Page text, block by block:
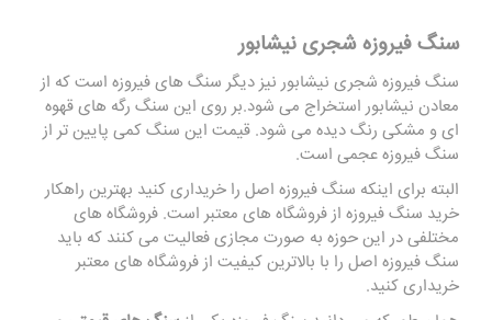
سنگ فیروزه شجری نیشابور
سنگ فیروزه شجری نیشابور نیز دیگر سنگ های فیروزه است که از
معادن نیشابور استخراج می شود.بر روی این سنگ رگه های قهوه
ای و مشکی رنگ دیده می شود. قیمت این سنگ کمی پایین تر از
سنگ فیروزه عجمی است.
البته برای اینکه سنگ فیروزه اصل را خریداری کنید بهترین راهکار
خرید سنگ فیروزه از فروشگاه های معتبر است. فروشگاه های
مختلفی در این حوزه به صورت مجازی فعالیت می کنند که باید
سنگ فیروزه اصل را با بالاترین کیفیت از فروشگاه های معتبر
خریداری کنید.